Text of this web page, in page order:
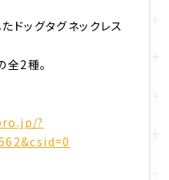
ドッグタグネックレス
全2種。
?